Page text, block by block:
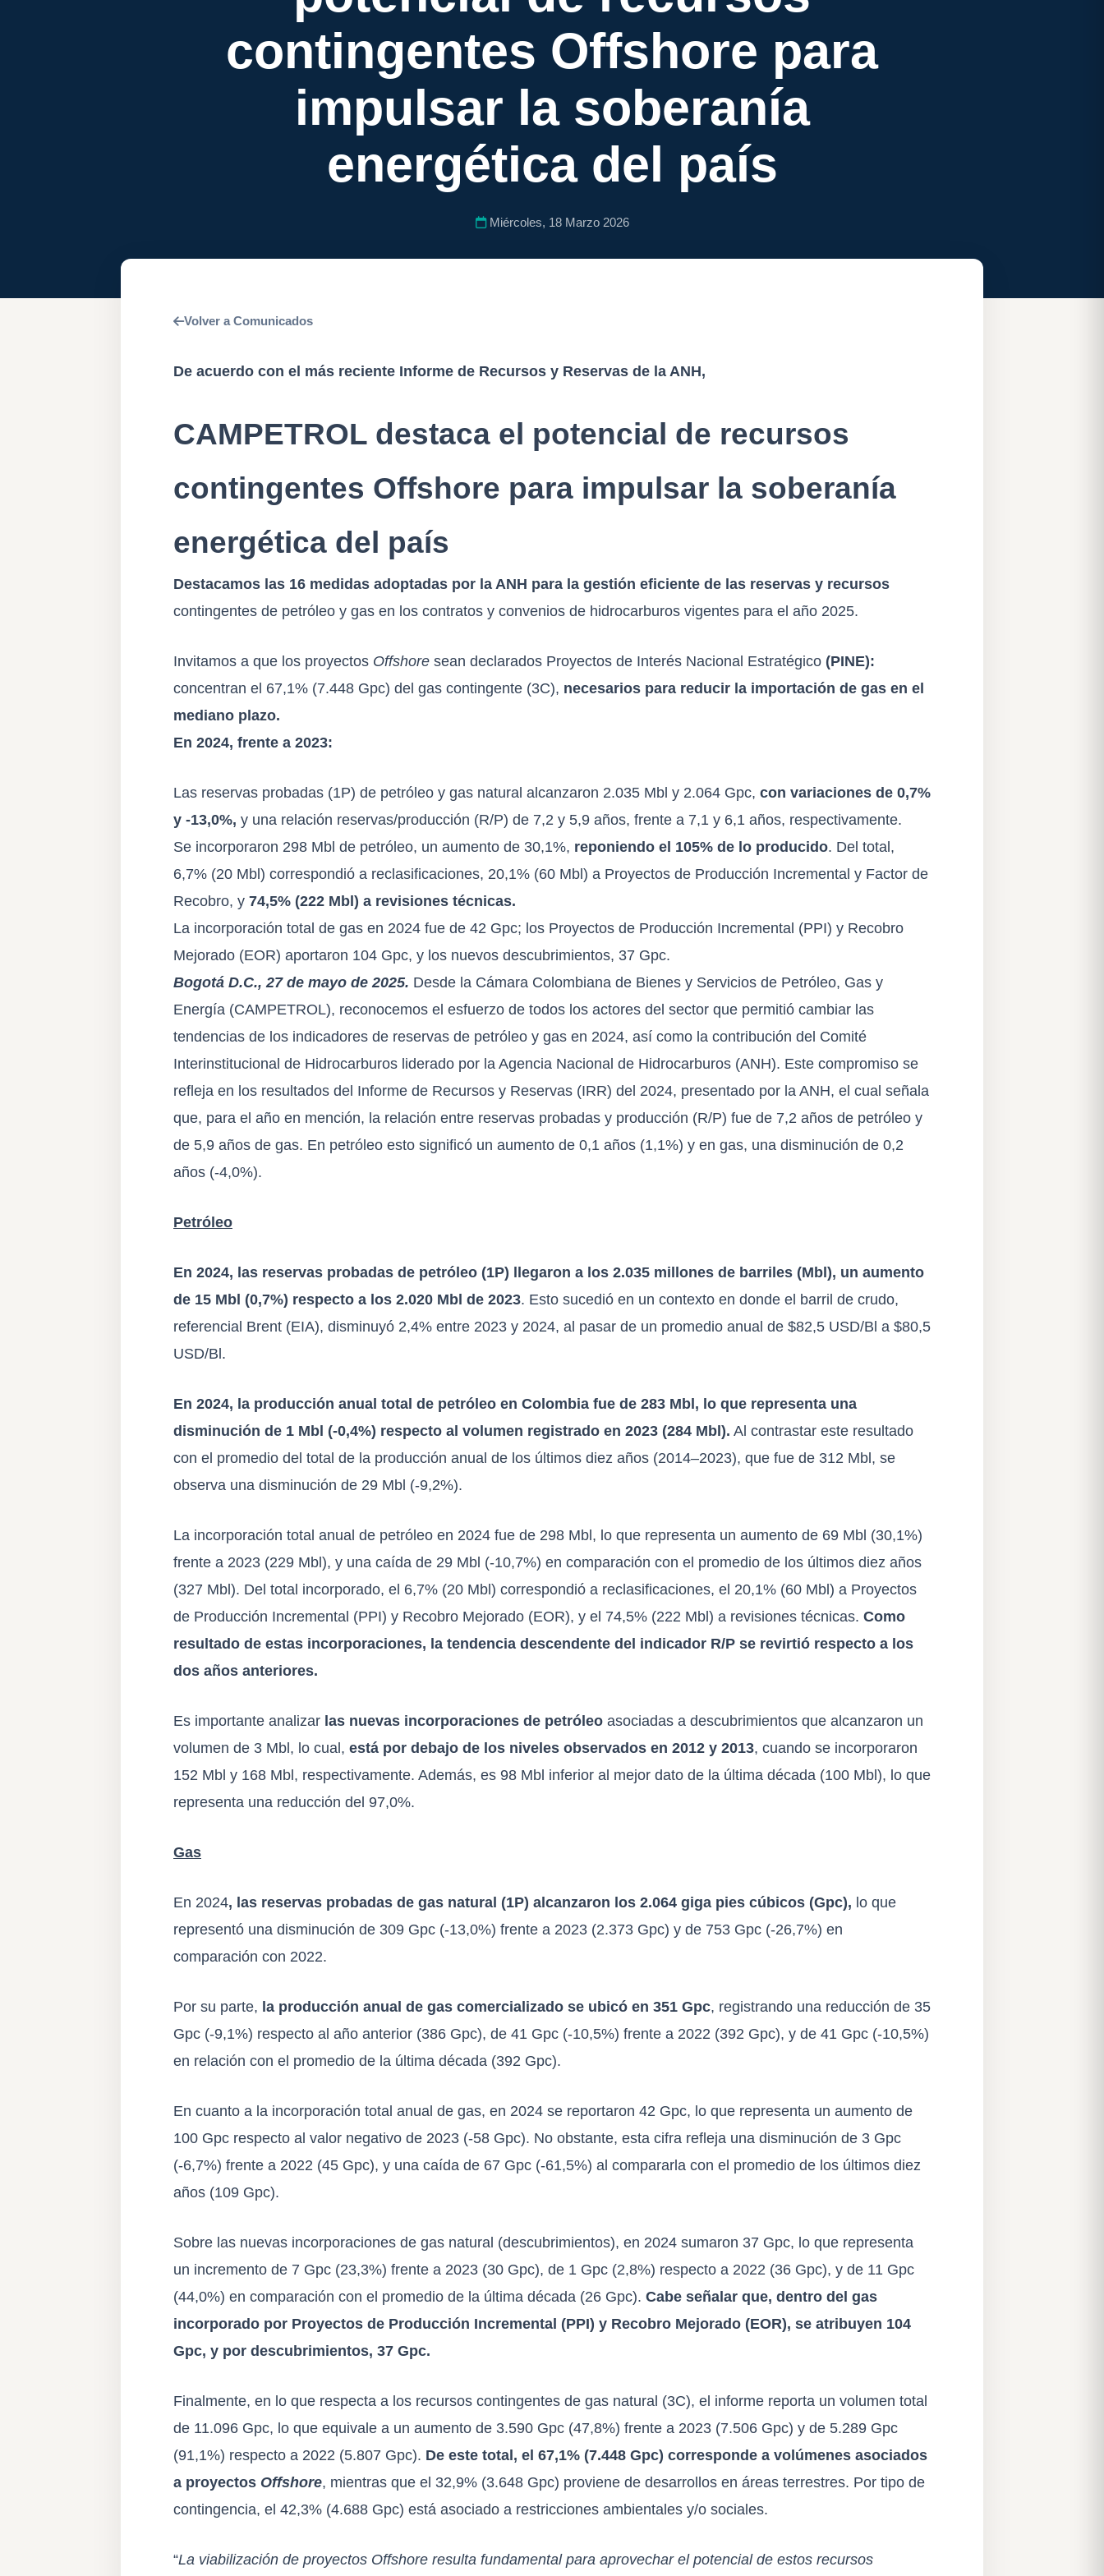
contingentes Offshore para
impulsar la soberanía
energética del país
Miércoles, 18 Marzo 2026
Volver a Comunicados
De acuerdo con el más reciente Informe de Recursos y Reservas de la ANH,
CAMPETROL destaca el potencial de recursos
contingentes Offshore para impulsar la soberanía
energética del país
Destacamos las 16 medidas adoptadas por la ANH para la gestión eficiente de las reservas y recursos
contingentes de petróleo y gas en los contratos y convenios de hidrocarburos vigentes para el año 2025.
Invitamos a que los proyectos Offshore sean declarados Proyectos de Interés Nacional Estratégico (PINE):
concentran el 67,1% (7.448 Gpc) del gas contingente (3C), necesarios para reducir la importación de gas en el
mediano plazo.
En 2024, frente a 2023:
Las reservas probadas (1P) de petróleo y gas natural alcanzaron 2.035 Mbl y 2.064 Gpc, con variaciones de 0,7%
y -13,0%, y una relación reservas/producción (R/P) de 7,2 y 5,9 años, frente a 7,1 y 6,1 años, respectivamente.
Se incorporaron 298 Mbl de petróleo, un aumento de 30,1%, reponiendo el 105% de lo producido. Del total,
6,7% (20 Mbl) correspondió a reclasificaciones, 20,1% (60 Mbl) a Proyectos de Producción Incremental y Factor de
Recobro, y 74,5% (222 Mbl) a revisiones técnicas.
La incorporación total de gas en 2024 fue de 42 Gpc; los Proyectos de Producción Incremental (PPI) y Recobro
Mejorado (EOR) aportaron 104 Gpc, y los nuevos descubrimientos, 37 Gpc.
Bogotá D.C., 27 de mayo de 2025. Desde la Cámara Colombiana de Bienes y Servicios de Petróleo, Gas y
Energía (CAMPETROL), reconocemos el esfuerzo de todos los actores del sector que permitió cambiar las
tendencias de los indicadores de reservas de petróleo y gas en 2024, así como la contribución del Comité
Interinstitucional de Hidrocarburos liderado por la Agencia Nacional de Hidrocarburos (ANH). Este compromiso se
refleja en los resultados del Informe de Recursos y Reservas (IRR) del 2024, presentado por la ANH, el cual señala
que, para el año en mención, la relación entre reservas probadas y producción (R/P) fue de 7,2 años de petróleo y
de 5,9 años de gas. En petróleo esto significó un aumento de 0,1 años (1,1%) y en gas, una disminución de 0,2
años (-4,0%).
Petróleo
En 2024, las reservas probadas de petróleo (1P) llegaron a los 2.035 millones de barriles (Mbl), un aumento
de 15 Mbl (0,7%) respecto a los 2.020 Mbl de 2023. Esto sucedió en un contexto en donde el barril de crudo,
referencial Brent (EIA), disminuyó 2,4% entre 2023 y 2024, al pasar de un promedio anual de $82,5 USD/Bl a $80,5
USD/Bl.
En 2024, la producción anual total de petróleo en Colombia fue de 283 Mbl, lo que representa una
disminución de 1 Mbl (-0,4%) respecto al volumen registrado en 2023 (284 Mbl). Al contrastar este resultado
con el promedio del total de la producción anual de los últimos diez años (2014–2023), que fue de 312 Mbl, se
observa una disminución de 29 Mbl (-9,2%).
La incorporación total anual de petróleo en 2024 fue de 298 Mbl, lo que representa un aumento de 69 Mbl (30,1%)
frente a 2023 (229 Mbl), y una caída de 29 Mbl (-10,7%) en comparación con el promedio de los últimos diez años
(327 Mbl). Del total incorporado, el 6,7% (20 Mbl) correspondió a reclasificaciones, el 20,1% (60 Mbl) a Proyectos
de Producción Incremental (PPI) y Recobro Mejorado (EOR), y el 74,5% (222 Mbl) a revisiones técnicas. Como
resultado de estas incorporaciones, la tendencia descendente del indicador R/P se revirtió respecto a los
dos años anteriores.
Es importante analizar las nuevas incorporaciones de petróleo asociadas a descubrimientos que alcanzaron un
volumen de 3 Mbl, lo cual, está por debajo de los niveles observados en 2012 y 2013, cuando se incorporaron
152 Mbl y 168 Mbl, respectivamente. Además, es 98 Mbl inferior al mejor dato de la última década (100 Mbl), lo que
representa una reducción del 97,0%.
Gas
En 2024, las reservas probadas de gas natural (1P) alcanzaron los 2.064 giga pies cúbicos (Gpc), lo que
representó una disminución de 309 Gpc (-13,0%) frente a 2023 (2.373 Gpc) y de 753 Gpc (-26,7%) en
comparación con 2022.
Por su parte, la producción anual de gas comercializado se ubicó en 351 Gpc, registrando una reducción de 35
Gpc (-9,1%) respecto al año anterior (386 Gpc), de 41 Gpc (-10,5%) frente a 2022 (392 Gpc), y de 41 Gpc (-10,5%)
en relación con el promedio de la última década (392 Gpc).
En cuanto a la incorporación total anual de gas, en 2024 se reportaron 42 Gpc, lo que representa un aumento de
100 Gpc respecto al valor negativo de 2023 (-58 Gpc). No obstante, esta cifra refleja una disminución de 3 Gpc
(-6,7%) frente a 2022 (45 Gpc), y una caída de 67 Gpc (-61,5%) al compararla con el promedio de los últimos diez
años (109 Gpc).
Sobre las nuevas incorporaciones de gas natural (descubrimientos), en 2024 sumaron 37 Gpc, lo que representa
un incremento de 7 Gpc (23,3%) frente a 2023 (30 Gpc), de 1 Gpc (2,8%) respecto a 2022 (36 Gpc), y de 11 Gpc
(44,0%) en comparación con el promedio de la última década (26 Gpc). Cabe señalar que, dentro del gas
incorporado por Proyectos de Producción Incremental (PPI) y Recobro Mejorado (EOR), se atribuyen 104
Gpc, y por descubrimientos, 37 Gpc.
Finalmente, en lo que respecta a los recursos contingentes de gas natural (3C), el informe reporta un volumen total
de 11.096 Gpc, lo que equivale a un aumento de 3.590 Gpc (47,8%) frente a 2023 (7.506 Gpc) y de 5.289 Gpc
(91,1%) respecto a 2022 (5.807 Gpc). De este total, el 67,1% (7.448 Gpc) corresponde a volúmenes asociados
a proyectos Offshore, mientras que el 32,9% (3.648 Gpc) proviene de desarrollos en áreas terrestres. Por tipo de
contingencia, el 42,3% (4.688 Gpc) está asociado a restricciones ambientales y/o sociales.
“La viabilización de proyectos Offshore resulta fundamental para aprovechar el potencial de estos recursos